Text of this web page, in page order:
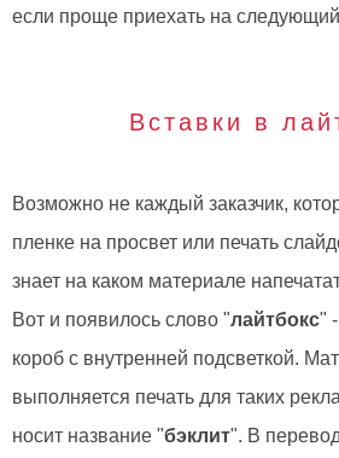
если проще приехать на
Вставки в
Возможно не каждый заказчик,
пленке на просвет или печать
знает на каком материале
Вот и появилось слово "лайтбокс"
короб с внутренней подсветкой.
выполняется печать для таких
носит название "бэклит". В